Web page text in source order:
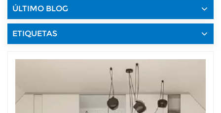
ÚLTIMO BLOG
ETIQUETAS